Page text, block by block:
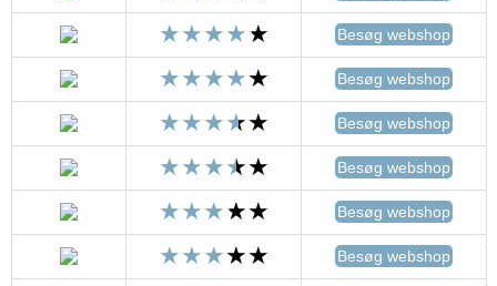
Besøg webshop
Besøg webshop
Besøg webshop
Besøg webshop
Besøg webshop
Besøg webshop